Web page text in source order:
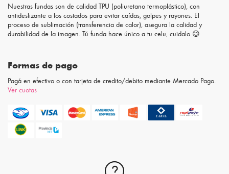
Nuestras fundas son de calidad TPU (poliuretano termoplástico), con
antideslizante a los costados para evitar caídas, golpes y rayones. El
proceso de sublimación (transferencia de calor), asegura la calidad y
durabilidad de la imagen. Tú funda hace único a tu celu, cuidalo 😉
Formas de pago
Pagá en efectivo o con tarjeta de credito/debito mediante Mercado Pago.
Ver cuotas